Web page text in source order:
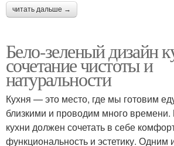
читать дальше →
Бело-зеленый дизайн
сочетание чистоты и
натуральности
Кухня — это место, где мы готовим
близкими и проводим много времени.
кухни должен сочетать в себе
функциональность и эстетику. Одним